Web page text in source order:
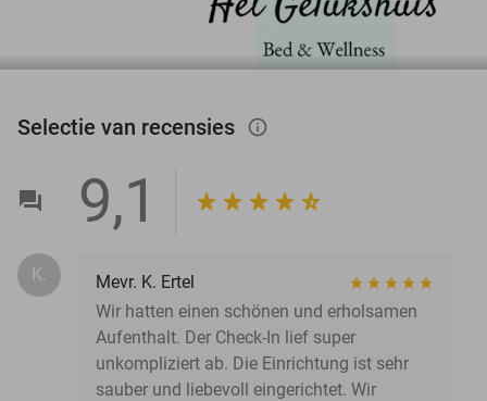
Selectie van recensies info_outlined
9,1
K.
Mevr. K. Ertel
Wir hatten einen schönen und erholsamen
Aufenthalt. Der Check-In lief super
unkompliziert ab. Die Einrichtung ist sehr
sauber und liebevoll eingerichtet. Wir